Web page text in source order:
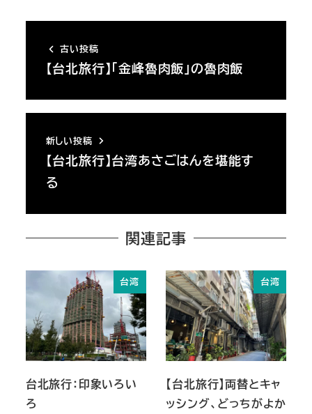
古い投稿
【台北旅行】「金峰魯肉飯」の魯肉飯
新しい投稿
【台北旅行】台湾あさごはんを堪能す
る
関連記事
台湾
台北旅行：印象いろい
ろ
台湾
【台北旅行】両替とキャ
ッシング、どっちがよか